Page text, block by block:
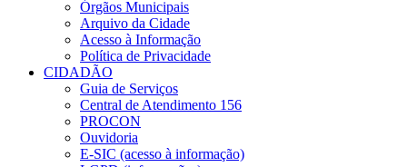
Órgãos Municipais
Arquivo da Cidade
Acesso à Informação
Política de Privacidade
CIDADÃO
Guia de Serviços
Central de Atendimento 156
PROCON
Ouvidoria
E-SIC (acesso à informação)